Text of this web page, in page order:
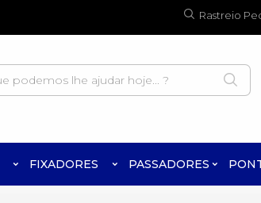
Rastreio
FIXADORES PASSADORES